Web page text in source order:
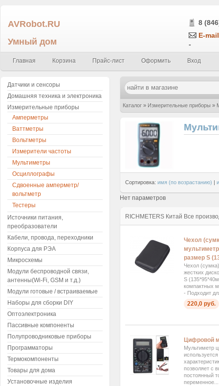
AVRobot.RU
Умный дом
8
E-
-
Главная Корзина Прайс-лист Оформить Вход
Каталог » Измерительные приборы »
Сортировка: имя (по возрастанию)
Нет параметров
RICHMETERS Китай Все
Чехол
размер S
Чехол
жестких
S
компактных
- Подходит
220,0 руб.
Цифровой
Мультиметр
позволяет с
постоянный
переменное...
Датчики и сенсоры
Домашняя техника и электроника
Измерительные приборы
Амперметры
Ваттметры
Вольтметры
Измерители частоты
Мультиметры
Осциллографы
Сдвоенные амперметр/
вольтметр
Тестеры
Источники питания,
преобразователи
Кабели, провода, переходники
Корпуса для РЭА
Микросхемы
Модули беспроводной связи,
антенны(Wi-Fi, GSM и т.д.)
Модули готовые / встраиваемые
Наборы для сборки DIY
Оптоэлектроника
Пассивные компоненты
Полупроводниковые приборы
Программаторы
Термокомпоненты
Товары для дома
Установочные изделия